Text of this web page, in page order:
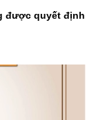
được quyết định